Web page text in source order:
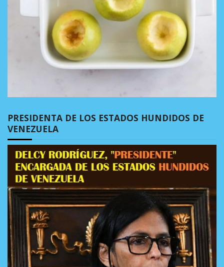
PRESIDENTA DE LOS ESTADOS HUNDIDOS DE
VENEZUELA